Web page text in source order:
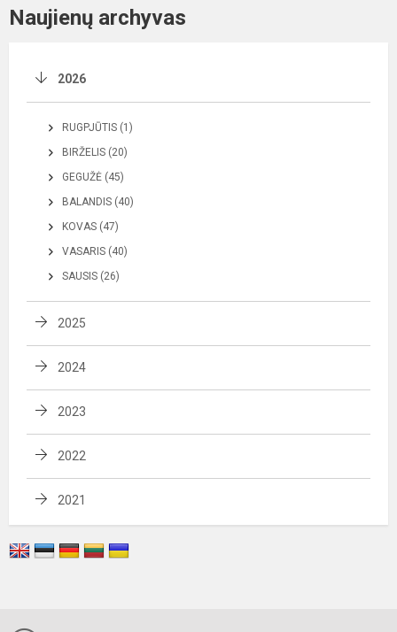
Naujienų archyvas
2026
RUGPJŪTIS (1)
BIRŽELIS (20)
GEGUŽĖ (45)
BALANDIS (40)
KOVAS (47)
VASARIS (40)
SAUSIS (26)
2025
2024
2023
2022
2021